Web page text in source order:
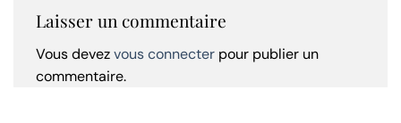
Laisser un commentaire
Vous devezvous connecter pour publier un
commentaire.